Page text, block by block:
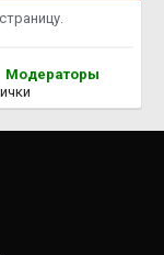
Модераторы